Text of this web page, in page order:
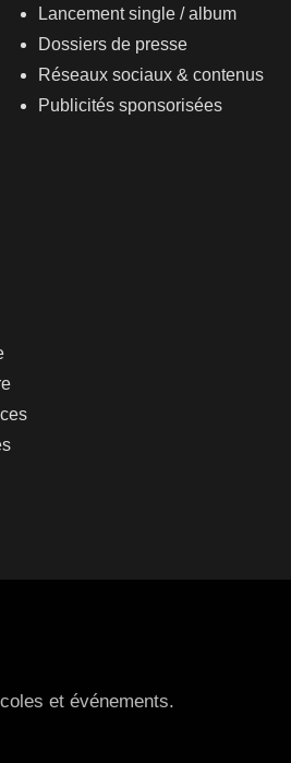
Lancement single / album
Dossiers de presse
Réseaux sociaux & contenus
Publicités sponsorisées
et événements.